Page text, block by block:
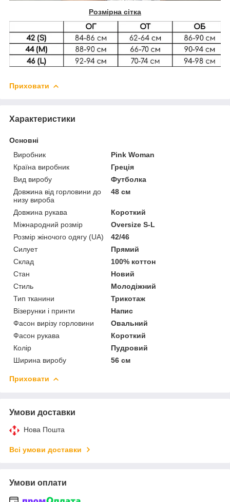
Розмірна сітка
Приховати
Характеристики
Основні
Виробник
Pink Woman
Країна виробник
Греція
Вид виробу
Футболка
Довжина від горловини до
низу вироба
48 см
Довжина рукава
Короткий
Міжнародний розмір
Oversize S-L
Розмір жіночого одягу (UA)
42/46
Силует
Прямий
Склад
100% коттон
Стан
Новий
Стиль
Молодіжний
Тип тканини
Трикотаж
Візерунки і принти
Напис
Фасон вирізу горловини
Овальний
Фасон рукава
Короткий
Колір
Пудровий
Ширина виробу
56 см
Приховати
Умови доставки
Нова Пошта
Всі умови доставки
Умови оплати